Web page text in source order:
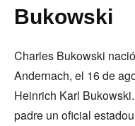
Bukowski
Charles Bukowski
Andernach, el 16 de
Heinrich Karl
padre un oficial